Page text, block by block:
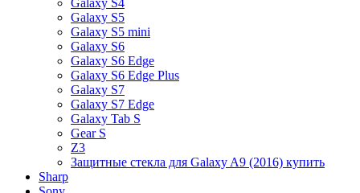
Galaxy S4
Galaxy S5
Galaxy S5 mini
Galaxy S6
Galaxy S6 Edge
Galaxy S6 Edge Plus
Galaxy S7
Galaxy S7 Edge
Galaxy Tab S
Gear S
Z3
Защитные стекла для Galaxy A9 (2016) купить
Sharp